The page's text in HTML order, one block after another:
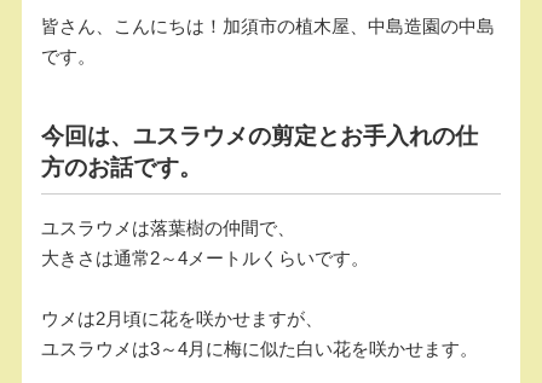
c
b
o
o
k
e
a
皆さん、こんにちは！加須市の植木屋、中島造園の中島
です。
今回は、ユスラウメの剪定とお手入れの仕
方のお話です。
ユスラウメは落葉樹の仲間で、
大きさは通常2～4メートルくらいです。
ウメは2月頃に花を咲かせますが、
ユスラウメは3～4月に梅に似た白い花を咲かせます。